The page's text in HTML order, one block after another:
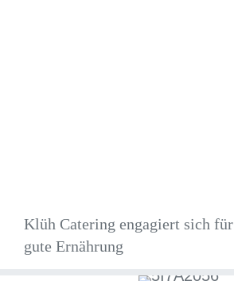
Klüh Catering engagiert sich für
gute Ernährung